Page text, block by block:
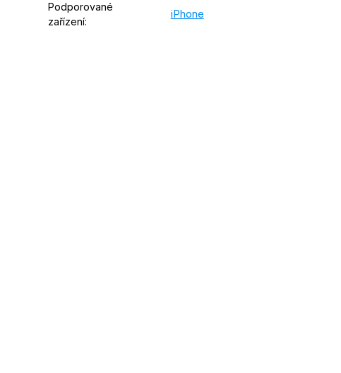
Podporované
zařízení:
iPhone